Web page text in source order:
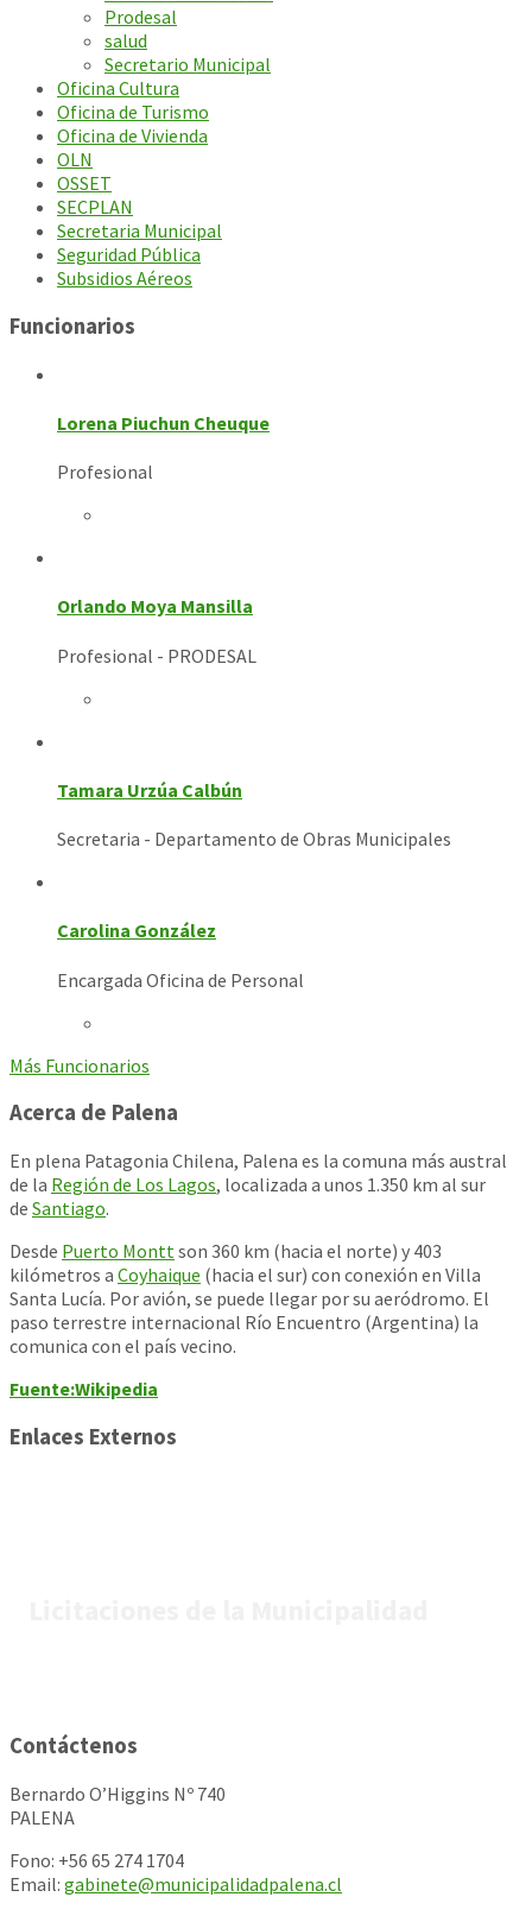
Prodesal
salud
Secretario Municipal
Oficina Cultura
Oficina de Turismo
Oficina de Vivienda
OLN
OSSET
SECPLAN
Secretaria Municipal
Seguridad Pública
Subsidios Aéreos
Funcionarios
Lorena Piuchun Cheuque
Profesional
Orlando Moya Mansilla
Profesional - PRODESAL
Tamara Urzúa Calbún
Secretaria - Departamento de Obras Municipales
Carolina González
Encargada Oficina de Personal
Más Funcionarios
Acerca de Palena
En plena Patagonia Chilena, Palena es la comuna más austral
de la Región de Los Lagos, localizada a unos 1.350 km al sur
de Santiago.
Desde Puerto Monttson 360 km (hacia el norte) y 403
kilómetros a Coyhaique (hacia el sur) con conexión en Villa
Santa Lucía. Por avión, se puede llegar por su aeródromo. El
paso terrestre internacional Río Encuentro (Argentina) la
comunica con el país vecino.
Fuente:Wikipedia
Enlaces Externos
Contáctenos
Bernardo O’Higgins Nº 740
PALENA
Fono: +56 65 274 1704
Email: gabinete@municipalidadpalena.cl